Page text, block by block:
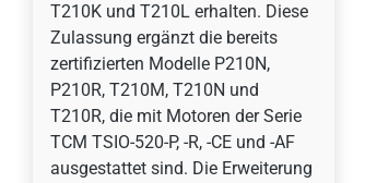
T210K und T210L erhalten. Diese
Zulassung ergänzt die bereits
zertifizierten Modelle P210N,
P210R, T210M, T210N und
T210R, die mit Motoren der Serie
TCM TSIO-520-P, -R, -CE und -AF
ausgestattet sind. Die Erweiterung